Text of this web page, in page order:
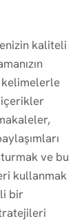
kaliteli
içerikler
ve bu
kullanmak
bir